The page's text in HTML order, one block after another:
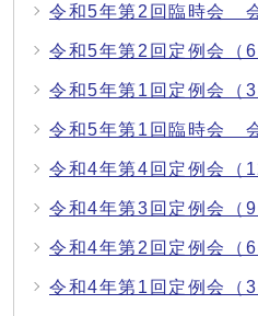
令和5年第2回臨時会
令和5年第2回定例会（
令和5年第1回定例会（
令和5年第1回臨時会
令和4年第4回定例会（
令和4年第3回定例会（
令和4年第2回定例会（
令和4年第1回定例会（